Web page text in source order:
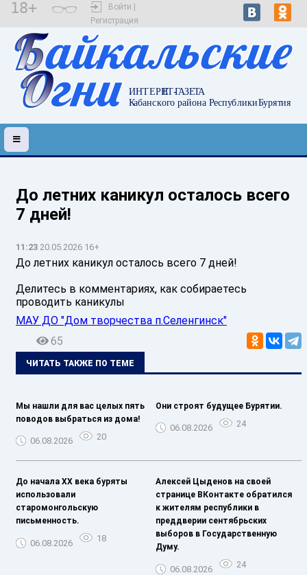
18+
Войти |
Регистрация
До летних каникул осталось всего
7 дней!
11:23 20.05.2026 16+
До летних каникул осталось всего 7 дней!
Делитесь в комментариях, как собираетесь
проводить каникулы
МАУ ДО "Дом творчества п.Селенгинск"
65
ЧИТАТЬ ТАКЖЕ ПО ТЕМЕ
Мы нашли для вас целых пять
поводов выбраться из дома!
06.08.2026 20
Они строят будущее Бурятии.
06.08.2026 24
До начала XX века буряты
использовали
старомонгольскую
письменность.
06.08.2026 18
Алексей Цыденов на своей
странице ВКонтакте обратился
к жителям республики в
преддверии сентябрьских
выборов в Государственную
Думу.
06.08.2026 24